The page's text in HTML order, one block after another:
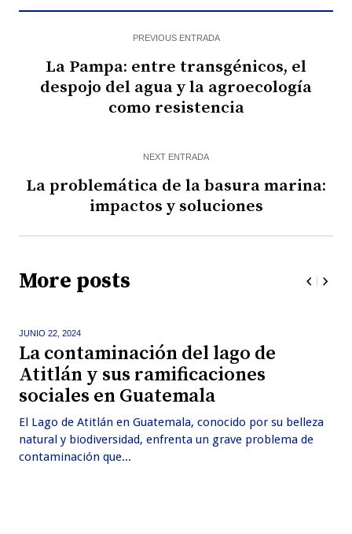
PREVIOUS ENTRADA
La Pampa: entre transgénicos, el
despojo del agua y la agroecología
como resistencia
NEXT ENTRADA
La problemática de la basura marina:
impactos y soluciones
More posts
JUNIO 22,2024
La contaminación del lago de
Atitlán y sus ramificaciones
sociales en Guatemala
El Lago de Atitlán en Guatemala, conocido por su belleza
natural y biodiversidad, enfrenta un grave problema de
contaminación que...